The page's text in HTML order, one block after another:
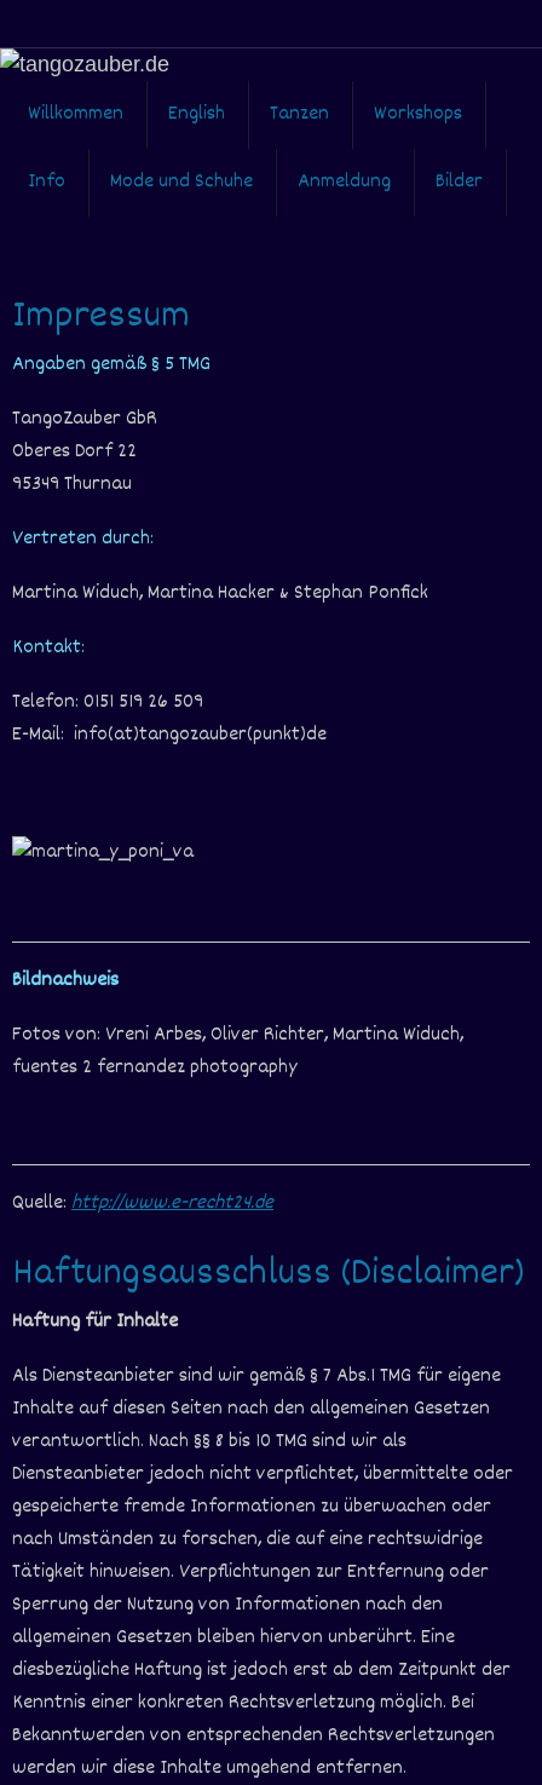
Inhalt
springen
Inhalt
Willkommen English Tanzen Workshops
Info Mode und Schuhe Anmeldung Bilder
Impressum
Angaben gemäß § 5 TMG
TangoZauber GbR
Oberes Dorf 22
95349 Thurnau
Vertreten durch:
Martina Widuch, Martina Hacker & Stephan Ponfick
Kontakt:
Telefon: 0151 519 26 509
E-Mail: info(at)tangozauber(punkt)de
Bildnachweis
Fotos von: Vreni Arbes, Oliver Richter, Martina Widuch,
fuentes 2 fernandez photography
Quelle: http://www.e-recht24.de
Haftungsausschluss (Disclaimer)
Haftung für Inhalte
Als Diensteanbieter sind wir gemäß § 7 Abs.1 TMG für eigene
Inhalte auf diesen Seiten nach den allgemeinen Gesetzen
verantwortlich. Nach §§ 8 bis 10 TMG sind wir als
Diensteanbieter jedoch nicht verpflichtet, übermittelte oder
gespeicherte fremde Informationen zu überwachen oder
nach Umständen zu forschen, die auf eine rechtswidrige
Tätigkeit hinweisen. Verpflichtungen zur Entfernung oder
Sperrung der Nutzung von Informationen nach den
allgemeinen Gesetzen bleiben hiervon unberührt. Eine
diesbezügliche Haftung ist jedoch erst ab dem Zeitpunkt der
Kenntnis einer konkreten Rechtsverletzung möglich. Bei
Bekanntwerden von entsprechenden Rechtsverletzungen
werden wir diese Inhalte umgehend entfernen.